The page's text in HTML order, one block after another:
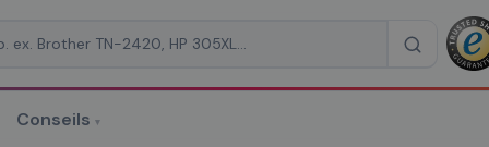
Conseils ▾